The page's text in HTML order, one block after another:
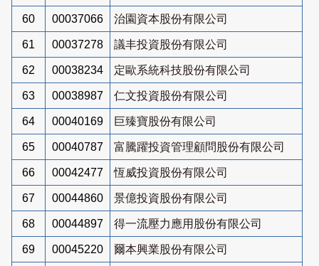
60 00037066 治園資本股份有限公司
61 00037278 議丰投資股份有限公司
62 00038234 定歐系統科技股份有限公司
63 00038987 仁文投資股份有限公司
64 00040169 巨臻寶股份有限公司
65 00040787 富騰躍投資管理顧問股份有限公司
66 00042477 恆威投資股份有限公司
67 00044860 景億投資股份有限公司
68 00044897 得一流壓力應用股份有限公司
69 00045220 爾本興業股份有限公司